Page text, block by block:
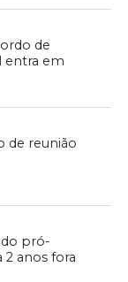
de
entra em
de reunião
pró-
anos fora